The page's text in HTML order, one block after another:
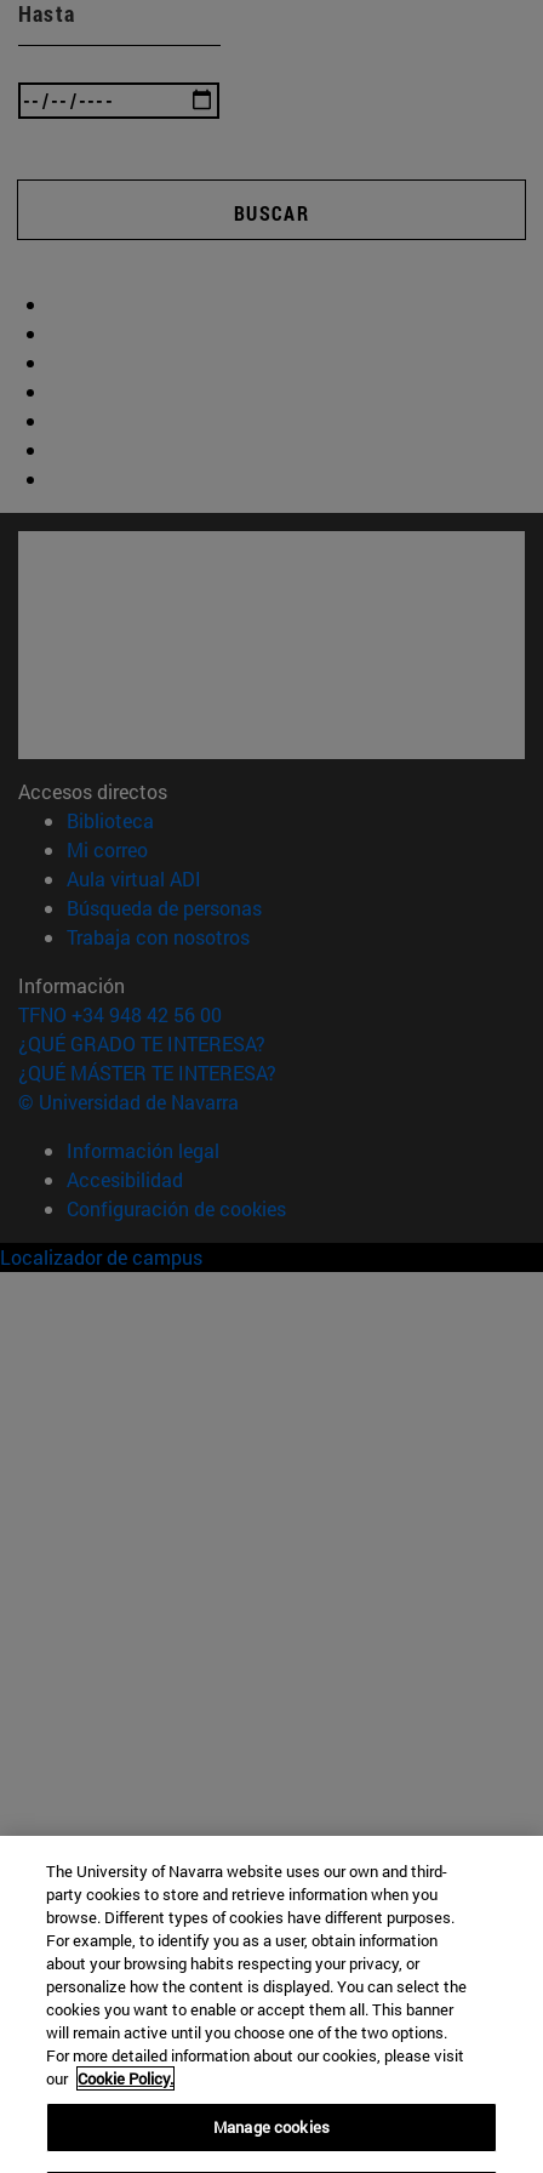
Hasta
BUSCAR
Accesos directos
Biblioteca
Mi correo(abre en nueva ventana)
Aula virtual ADI
Búsqueda de personas(abre en nueva ventana)
Trabaja con nosotros(abre en nueva ventana)
Información
TFNO +34 948 42 56 00
¿QUÉ GRADO TE INTERESA?
¿QUÉ MÁSTER TE INTERESA?
© Universidad de Navarra
Información legal
Accesibilidad
Configuración de cookies
Localizador de campus
The University of Navarra website uses our own and third-
party cookies to store and retrieve information when you
browse. Different types of cookies have different purposes.
For example, to identify you as a user, obtain information
about your browsing habits respecting your privacy, or
personalize how the content is displayed. You can select the
cookies you want to enable or accept them all. This banner
will remain active until you choose one of the two options.
For more detailed information about our cookies, please visit
our Cookie Policy.
Manage cookies